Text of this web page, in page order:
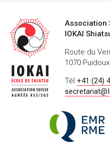
Association
IOKAI
Route du
1070 Puidoux
Tél +41 (24)
certifications
Registre
de
Médecine